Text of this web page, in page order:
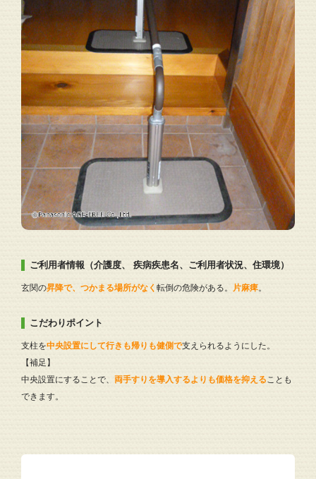
ご利用者情報（介護度、 疾病疾患名、ご利用者状況、住環境）
玄関の昇降で、つかまる場所がなく 転倒の危険がある。 片麻痺。
こだわりポイント
支柱を中央設置にして行きも帰りも健側で支えられるようにした。
【補足】
中央設置にすることで、 両手すりを導入するよりも価格を抑えることも
できます。